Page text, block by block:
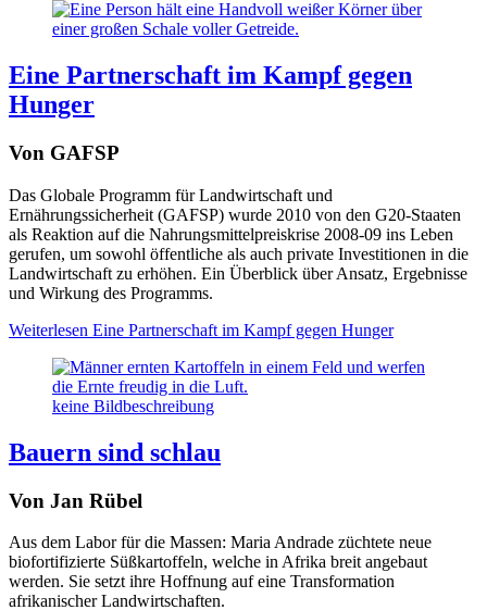
Eine Partnerschaft im Kampf gegen
Hunger
Von GAFSP
Das Globale Programm für Landwirtschaft und
Ernährungssicherheit (GAFSP) wurde 2010 von den G20-Staaten
als Reaktion auf die Nahrungsmittelpreiskrise 2008-09 ins Leben
gerufen, um sowohl öffentliche als auch private Investitionen in die
Landwirtschaft zu erhöhen. Ein Überblick über Ansatz, Ergebnisse
und Wirkung des Programms.
Weiterlesen Eine Partnerschaft im Kampf gegen Hunger
keine Bildbeschreibung
Bauern sind schlau
Von Jan Rübel
Aus dem Labor für die Massen: Maria Andrade züchtete neue
biofortifizierte Süßkartoffeln, welche in Afrika breit angebaut
werden. Sie setzt ihre Hoffnung auf eine Transformation
afrikanischer Landwirtschaften.